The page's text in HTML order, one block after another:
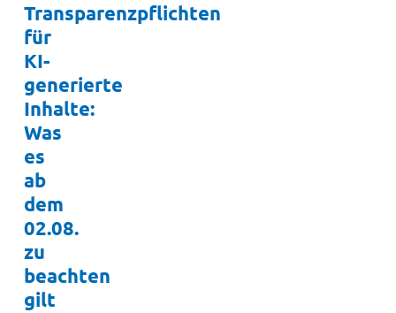
Transparenzpflichten
für
KI-
generierte
Inhalte:
Was
es
ab
dem
02.08.
zu
beachten
gilt